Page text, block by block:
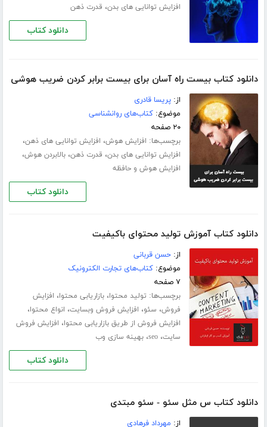
افزایش توانایی های بدن، قدرت ذهن
دانلود کتاب
دانلود کتاب بیست راه آسان برای بیست برابر کردن ضریب هوشی
از:پریسا قادری
موضوع:کتاب‌های روانشناسی
۲۰ صفحه
برچسب‌ها: افزایش هوش، افزایش توانایی های ذهن،
افزایش توانایی های بدن، قدرت ذهن،بالابردن هوش،
افزایش هوش و حافظه
دانلود کتاب
دانلود کتاب آموزش تولید محتوای باکیفیت
از:حسن قربانی
موضوع:کتاب‌های تجارت الکترونیک
۷ صفحه
برچسب‌ها: تولید محتوا،بازاریابی محتوا، افزایش
فروش، سئو، افزایش فروش وبسایت، انواع محتوا،
افزایش فروش از طریق بازاریابی محتوا، افزایش فروش
سایت،seo،بهینه سازی وب
دانلود کتاب
دانلود کتاب س مثل سئو - سئو مبتدی
از: مهرداد فرهادی